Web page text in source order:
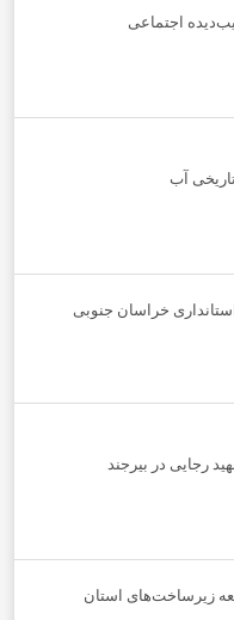
آب
خراسان جنوبی
رجایی در بیرجند